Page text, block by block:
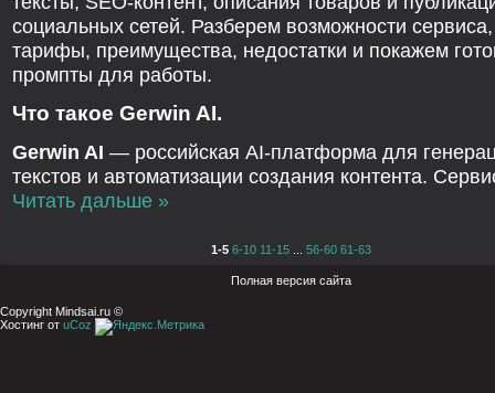
социальных сетей. Разберем возможности сервиса,
тарифы, преимущества, недостатки и покажем
промпты для работы.
Что такое Gerwin AI.
Gerwin AI — российская AI-платформа для
текстов и автоматизации создания контента.
Читать дальше »
1-5 6-10 11-15 56-60 61-63
Полная версия сайта
Copyright Mindsai.ru ©
Хостинг от uCoz